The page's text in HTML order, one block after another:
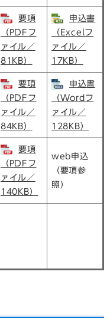
要項
（PDFフ
ァイル／
81KB）
申込書
（Excelフ
ァイル／
17KB）
要項
（PDFフ
ァイル／
84KB）
申込書
（Wordフ
ァイル／
128KB）
要項
（PDFフ
ァイル／
140KB）
web申込
（要項参
照）